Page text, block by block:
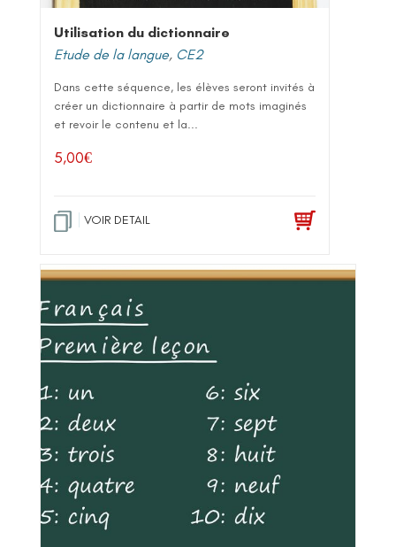
Utilisation du dictionnaire
Etude de la langue, CE2
Dans cette séquence, les élèves seront invités à
créer un dictionnaire à partir de mots imaginés
et revoir le contenu et la...
5,00€
VOIR DETAIL